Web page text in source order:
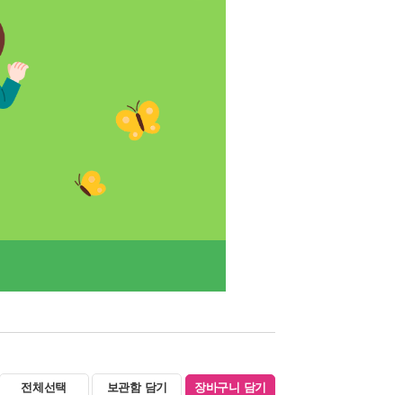
전체선택 보관함 담기 장바구니 담기